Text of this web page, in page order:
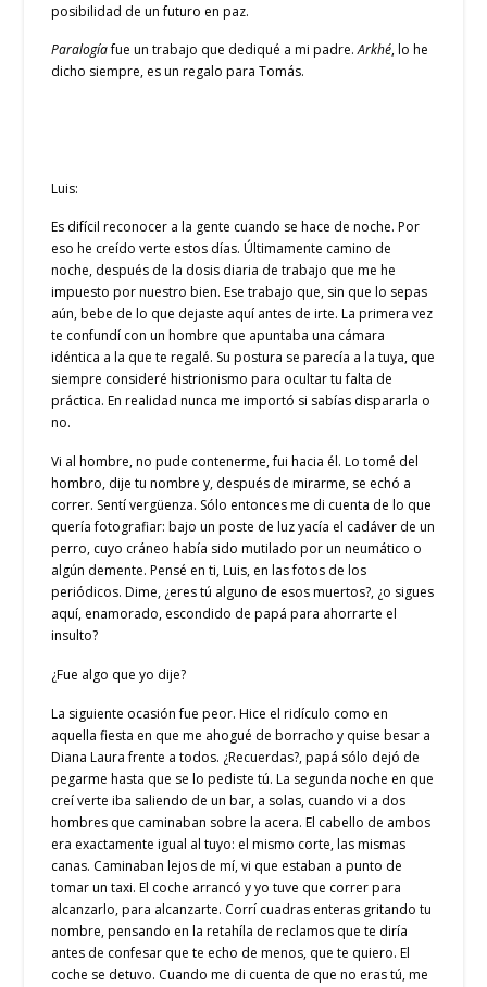
posibilidad de un futuro en paz.
Paralogíafue un trabajo que dediqué a mi padre.Arkhé, lo he
dicho siempre, es un regalo para Tomás.
Luis:
Es difícil reconocer a la gente cuando se hace de noche. Por
eso he creído verte estos días. Últimamente camino de
noche, después de la dosis diaria de trabajo que me he
impuesto por nuestro bien. Ese trabajo que, sin que lo sepas
aún, bebe de lo que dejaste aquí antes de irte. La primera vez
te confundí con un hombre que apuntaba una cámara
idéntica a la que te regalé. Su postura se parecía a la tuya, que
siempre consideré histrionismo para ocultar tu falta de
práctica. En realidad nunca me importó si sabías dispararla o
no.
Vi al hombre, no pude contenerme, fui hacia él. Lo tomé del
hombro, dije tu nombre y, después de mirarme, se echó a
correr. Sentí vergüenza. Sólo entonces me di cuenta de lo que
quería fotografiar: bajo un poste de luz yacía el cadáver de un
perro, cuyo cráneo había sido mutilado por un neumático o
algún demente. Pensé en ti, Luis, en las fotos de los
periódicos. Dime, ¿eres tú alguno de esos muertos?, ¿o sigues
aquí, enamorado, escondido de papá para ahorrarte el
insulto?
¿Fue algo que yo dije?
La siguiente ocasión fue peor. Hice el ridículo como en
aquella fiesta en que me ahogué de borracho y quise besar a
Diana Laura frente a todos. ¿Recuerdas?, papá sólo dejó de
pegarme hasta que se lo pediste tú. La segunda noche en que
creí verte iba saliendo de un bar, a solas, cuando vi a dos
hombres que caminaban sobre la acera. El cabello de ambos
era exactamente igual al tuyo: el mismo corte, las mismas
canas. Caminaban lejos de mí, vi que estaban a punto de
tomar un taxi. El coche arrancó y yo tuve que correr para
alcanzarlo, para alcanzarte. Corrí cuadras enteras gritando tu
nombre, pensando en la retahíla de reclamos que te diría
antes de confesar que te echo de menos, que te quiero. El
coche se detuvo. Cuando me di cuenta de que no eras tú, me